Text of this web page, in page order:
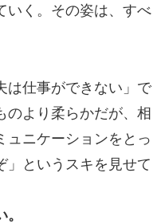
いく。その姿は、すべ
は仕事ができない」で
のより柔らかだが、相
ュニケーションをとっ
」というスキを見せて